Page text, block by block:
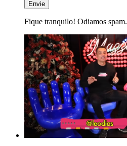
Fique tranquilo! Odiamos spam.